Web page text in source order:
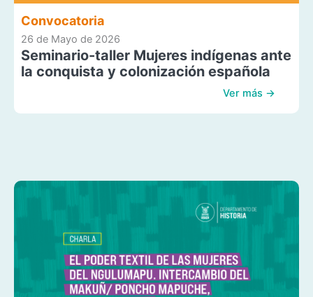
Convocatoria
26 de Mayo de 2026
Seminario-taller Mujeres indígenas ante
la conquista y colonización española
Ver más →